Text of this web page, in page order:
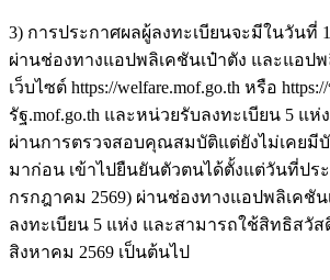
3) การประกาศผลผู้ลงทะเบียนจะมีในวันที่
ผ่านช่องทางแอปพลิเคชันเป๋าตัง และแอป
เว็บไซต์ https://welfare.mof.go.th หรือ
รัฐ.mof.go.th และหน่วยรับลงทะเบียน 5 แ
ผ่านการตรวจสอบคุณสมบัติแต่ยังไม่เคยมี
มาก่อน เข้าไปยืนยันตัวตนได้ตั้งแต่วันที่ปร
กรกฎาคม 2569) ผ่านช่องทางแอปพลิเคชั
ลงทะเบียน 5 แห่ง และสามารถใช้สิทธิสวัส
สิงหาคม 2569 เป็นต้นไป